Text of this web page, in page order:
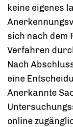
keine eigenes
sich nach dem
Verfahren
Nach
eine
Anerkannte
online